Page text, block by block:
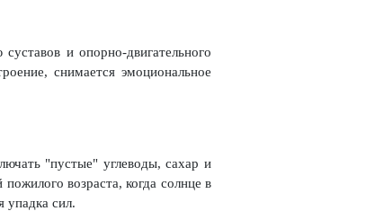
и опорно-двигательного
снимается эмоциональное
"пустые" углеводы, сахар и
возраста, когда солнце в
упадка сил.